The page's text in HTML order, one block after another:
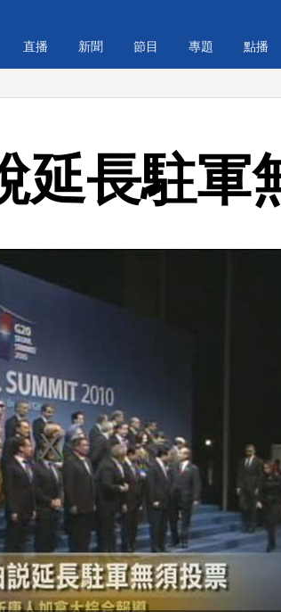
直播 新聞 節目 專題 點播
延長駐軍